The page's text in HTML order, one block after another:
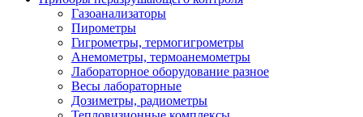
Газоанализаторы
Пирометры
Гигрометры, термогигрометры
Анемометры, термоанемометры
Лабораторное оборудование разное
Весы лабораторные
Дозиметры, радиометры